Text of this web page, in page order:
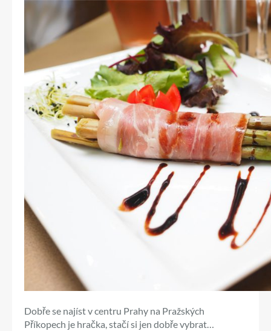
Dobře se najíst v centru Prahy na Pražských
Příkopech je hračka, stačí si jen dobře vybrat…